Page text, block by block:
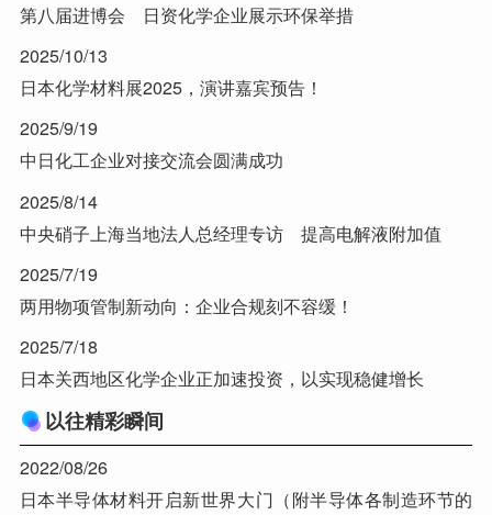
第八届进博会 日资化学企业展示环保举措
2025/10/13
日本化学材料展2025，演讲嘉宾预告！
2025/9/19
中日化工企业对接交流会圆满成功
2025/8/14
中央硝子上海当地法人总经理专访 提高电解液附加值
2025/7/19
两用物项管制新动向：企业合规刻不容缓！
2025/7/18
日本关西地区化学企业正加速投资，以实现稳健增长
以往精彩瞬间
2022/08/26
日本半导体材料开启新世界大门（附半导体各制造环节的